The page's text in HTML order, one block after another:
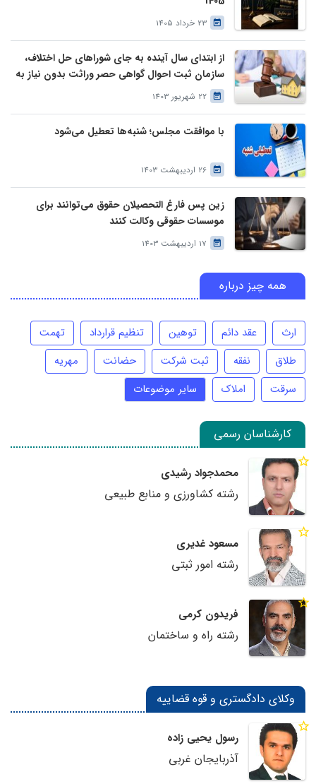
23 خرداد 1405
از ابتدای سال آینده به جای شوراهای حل اختلاف،
سازمان ثبت احوال گواهی حصر وراثت بدون نیاز به
درخواست وراث صادر خواهد کرد
22 شهریور 1403
با موافقت مجلس؛ شنبه‌ها تعطیل می‌شود
26 اردیبهشت 1403
زین پس فارغ التحصیلان حقوق می‌توانند برای
موسسات حقوقی وکالت کنند
17 اردیبهشت 1403
همه چیز درباره
ارث عقد دائم توهین تنظیم قرارداد
تهمت
طلاق
نفقه ثبت شرکت حضانت
مهریه
سرقت
املاک سایر موضوعات
کارشناسان رسمی
محمدجواد رشیدی
رشته کشاورزی و منابع طبیعی
مسعود غدیری
رشته امور ثبتی
فریدون کرمی
رشته راه و ساختمان
وکلای دادگستری و قوه قضاییه
رسول یحیی زاده
آذربایجان غربی